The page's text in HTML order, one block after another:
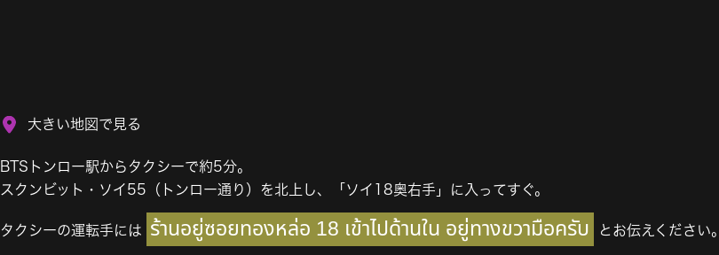
大きい地図で見る
BTSトンロー駅からタクシーで約5分。
スクンビット・ソイ55（トンロー通り）を北上し、「ソイ18奥右手」に入ってすぐ。
タクシーの運転手には ร้านอยู่ซอยทองหล่อ 18 เข้าไปด้านใน อยู่ทางขวามือครับ とお伝えください。